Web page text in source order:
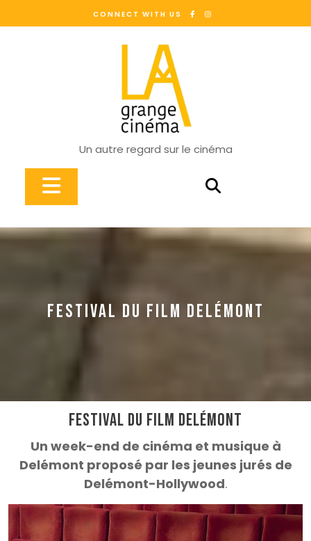
CONNECT WITH US
Un autre regard sur le cinéma
Open
FESTIVAL DU FILM DELÉMONT
Festival du Film Delémont
Un week-end de cinéma et musique à
Delémont proposé par les jeunes jurés de
Delémont-Hollywood.